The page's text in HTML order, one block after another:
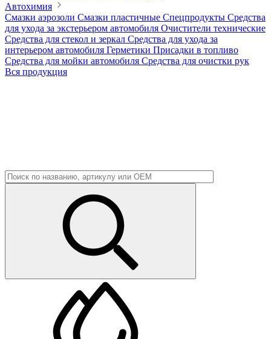
Автохимия
Смазки аэрозоли Смазки пластичные Спецпродукты Средства
для ухода за экстерьером автомобиля Очистители технические
Средства для стекол и зеркал Средства для ухода за
интерьером автомобиля Герметики Присадки в топливо
Средства для мойки автомобиля Средства для очистки рук
Вся продукция